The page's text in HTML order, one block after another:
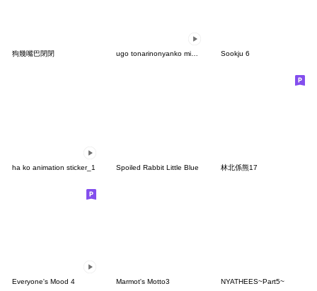
狗幾嘴巴閉閉 Sookju 6
ha ko animation sticker_1 Spoiled Rabbit Little Blue 林北係熊17
Everyone's Mood 4 Marmot's Motto3 NYATHEES~Part5~